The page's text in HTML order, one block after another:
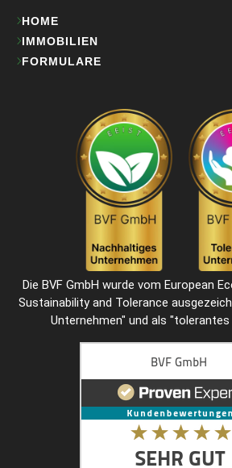
HOME
IMMOBILIEN
FORMULARE
Die BVF GmbH wurde vom European
Sustainability and Tolerance
Unternehmen" und als "tolerantes